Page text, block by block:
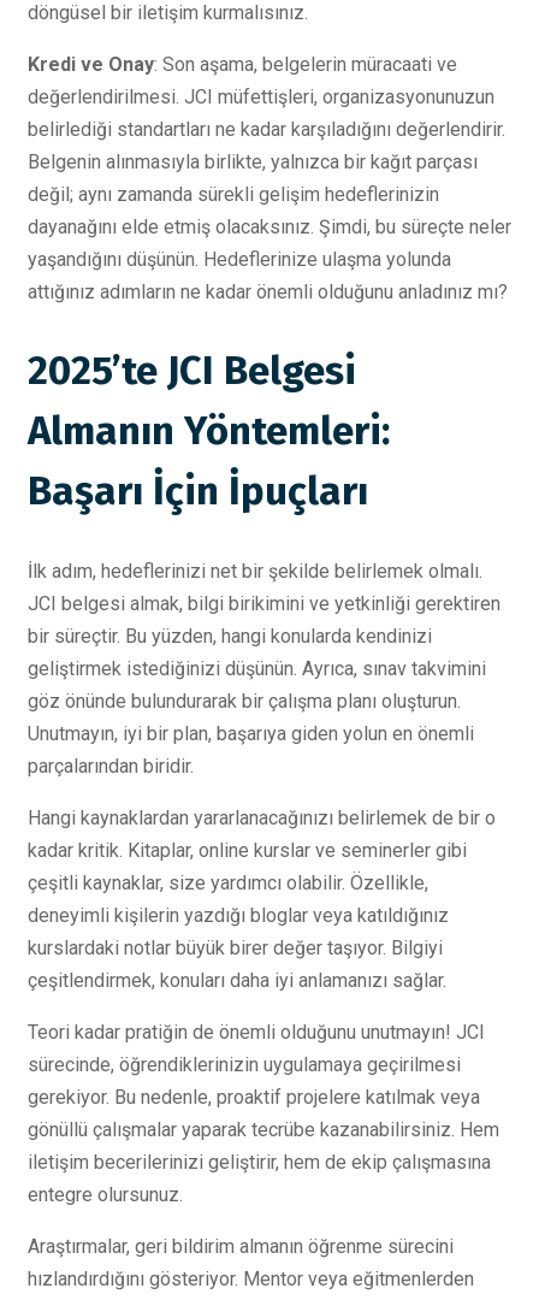
döngüsel bir iletişim kurmalısınız.
Kredi ve Onay: Son aşama, belgelerin müracaati ve
değerlendirilmesi. JCI müfettişleri, organizasyonunuzun
belirlediği standartları ne kadar karşıladığını değerlendirir.
Belgenin alınmasıyla birlikte, yalnızca bir kağıt parçası
değil; aynı zamanda sürekli gelişim hedeflerinizin
dayanağını elde etmiş olacaksınız. Şimdi, bu süreçte neler
yaşandığını düşünün. Hedeflerinize ulaşma yolunda
attığınız adımların ne kadar önemli olduğunu anladınız mı?
2025’te JCI Belgesi
Almanın Yöntemleri:
Başarı İçin İpuçları
İlk adım, hedeflerinizi net bir şekilde belirlemek olmalı.
JCI belgesi almak, bilgi birikimini ve yetkinliği gerektiren
bir süreçtir. Bu yüzden, hangi konularda kendinizi
geliştirmek istediğinizi düşünün. Ayrıca, sınav takvimini
göz önünde bulundurarak bir çalışma planı oluşturun.
Unutmayın, iyi bir plan, başarıya giden yolun en önemli
parçalarından biridir.
Hangi kaynaklardan yararlanacağınızı belirlemek de bir o
kadar kritik. Kitaplar, online kurslar ve seminerler gibi
çeşitli kaynaklar, size yardımcı olabilir. Özellikle,
deneyimli kişilerin yazdığı bloglar veya katıldığınız
kurslardaki notlar büyük birer değer taşıyor. Bilgiyi
çeşitlendirmek, konuları daha iyi anlamanızı sağlar.
Teori kadar pratiğin de önemli olduğunu unutmayın! JCI
sürecinde, öğrendiklerinizin uygulamaya geçirilmesi
gerekiyor. Bu nedenle, proaktif projelere katılmak veya
gönüllü çalışmalar yaparak tecrübe kazanabilirsiniz. Hem
iletişim becerilerinizi geliştirir, hem de ekip çalışmasına
entegre olursunuz.
Araştırmalar, geri bildirim almanın öğrenme sürecini
hızlandırdığını gösteriyor. Mentor veya eğitmenlerden